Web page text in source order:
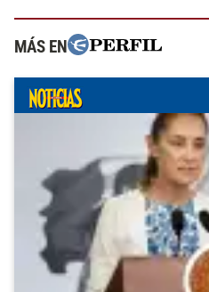
MÁS EN